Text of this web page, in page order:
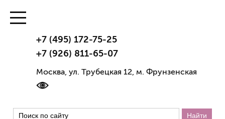
+7 (495) 172-75-25
+7 (926) 811-65-07
Москва, ул. Трубецкая 12, м. Фрунзенская